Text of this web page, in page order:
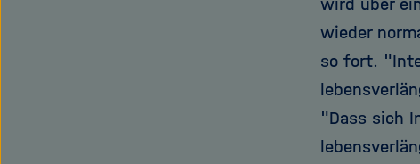
wird über
wieder
so fort.
"Dass sich